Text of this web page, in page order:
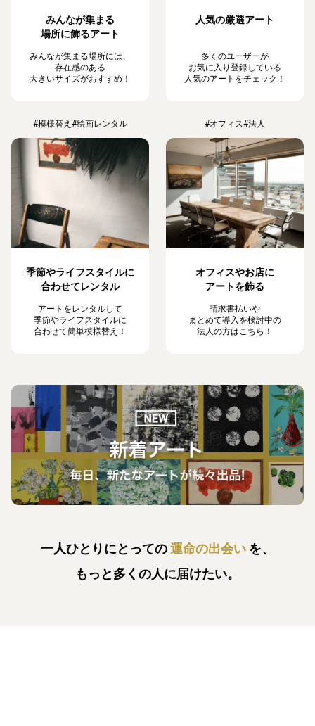
みんなが集まる
場所に飾るアート
みんなが集まる場所には、
存在感のある
大きいサイズがおすすめ！
人気の厳選アート
多くのユーザーが
お気に入り登録している
人気のアートをチェック！
#模様替え #絵画レンタル
季節やライフスタイルに
合わせてレンタル
アートをレンタルして
季節やライフスタイルに
合わせて簡単模様替え！
#オフィス#法人
オフィスやお店に
アートを飾る
請求書払いや
まとめて導入を検討中の
法人の方はこちら！
一人ひとりにとっての運命の出会い を、
もっと多くの人に届けたい。